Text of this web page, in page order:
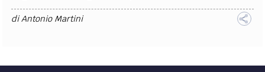
diAntonio Martini